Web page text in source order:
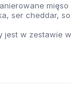
ser cheddar,
jest w zestawie